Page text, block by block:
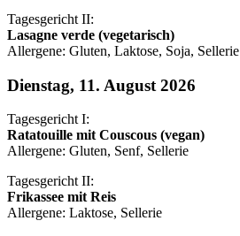
Tagesgericht II:
Lasagne verde (vegetarisch)
Allergene: Gluten, Laktose, Soja, Sellerie
Dienstag, 11. August 2026
Tagesgericht I:
Ratatouille mit Couscous (vegan)
Allergene: Gluten, Senf, Sellerie
Tagesgericht II:
Frikassee mit Reis
Allergene: Laktose, Sellerie